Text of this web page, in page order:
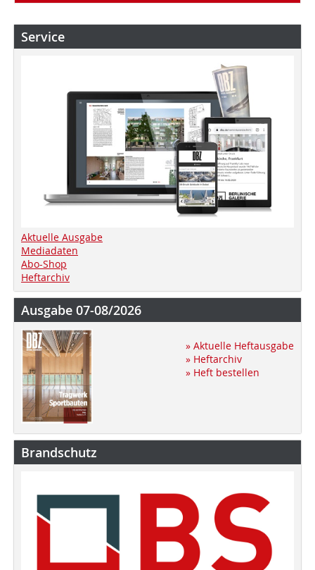
Service
Aktuelle Ausgabe
Mediadaten
Abo-Shop
Heftarchiv
Ausgabe 07-08/2026
» Aktuelle Heftausgabe
» Heftarchiv
» Heft bestellen
Brandschutz